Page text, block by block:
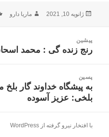
ارسال
ژانویه 10, 2021 نویسنده
ماریا دارو
نوشتهپیشین
نوشته
رنج زنده گی : محمد
پسین
نوشته
بعدی:
به پیشگاه خداوند گار بلخ
بلخی: عزیز آسوده
با افتخار نیرو گرفته از WordPress